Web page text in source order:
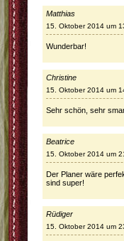
Matthias
15. Oktober 2014 um
Wunderbar!
Christine
15. Oktober 2014 um
Sehr schön, sehr
Beatrice
15. Oktober 2014 um
Der Planer wäre
sind super!
Rüdiger
15. Oktober 2014 um